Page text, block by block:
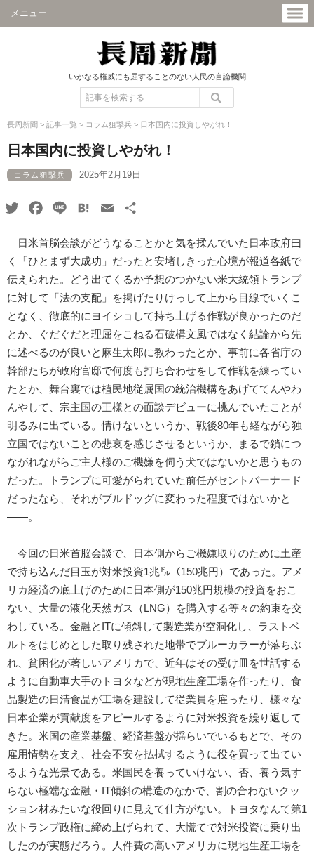
メニュー
いかなる権威にも屈することのない人民の言論機関
長周新聞 > 記事一覧 > コラム狙撃兵 > 日本国内に投資しやがれ！
日本国内に投資しやがれ！
コラム狙撃兵 2025年2月19日
TwitterFacebook
Line HatenaEmail
日米首脳会談がどうなることかと気を揉んでいた日本政府曰
く「ひとまず大成功」だったと安堵しきった心境が報道各紙で
伝えられた。どう出てくるか予想のつかない米大統領トランプ
に対して「法の支配」を掲げたりけっして上から目線でいくこ
となく、徹底的にヨイショして持ち上げる作戦が良かったのだ
とか、ぐだぐだと理屈をこねる石破構文風ではなく結論から先
に述べるのが良いと麻生太郎に教わったとか、事前に各省庁の
幹部たちが政府官邸で何度も打ち合わせをして作戦を練ってい
たとか、舞台裏では植民地従属国の統治機構をあげててんやわ
んやして、宗主国の王様との面談デビューに挑んでいたことが
明るみに出ている。情けないというか、戦後80年も経ながら独
立国ではないことの悲哀を感じさせるというか、まるで鎖につ
ながれながらご主人様のご機嫌を伺う犬ではないかと思うもの
だった。トランプに可愛がられていた前任がセントバーナード
だったなら、それがブルドッグに変わった程度ではないかと
――。
今回の日米首脳会談で、日本側からご機嫌取りのために土産
で持ち込んだ目玉が対米投資1兆㌦（150兆円）であった。アメ
リカ経済の底上げのために日本側が150兆円規模の投資をおこ
ない、大量の液化天然ガス（LNG）を購入する等々の約束を交
わしている。金融とITに傾斜して製造業が空洞化し、ラストベ
ルトをはじめとした取り残された地帯でブルーカラーが落ちぶ
れ、貧困化が著しいアメリカで、近年はその受け皿を世話する
ように自動車大手のトヨタなどが現地生産工場を作ったり、食
品製造の日清食品が工場を建設して従業員を雇ったり、様々な
日本企業が貢献度をアピールするように対米投資を繰り返して
きた。米国の産業基盤、経済基盤が揺らいでいるもとで、その
雇用情勢を支え、社会不安を払拭するように役を買って出てい
るような光景である。米国民を養っていけない、否、養う気す
らない極端な金融・IT傾斜の構造のなかで、割の合わないクッ
ション材みたいな役回りに見えて仕方がない。トヨタなんて第1
次トランプ政権に締め上げられて、大慌てで対米投資に乗り出
したのが実態だろう。人件費の高いアメリカに現地生産工場を